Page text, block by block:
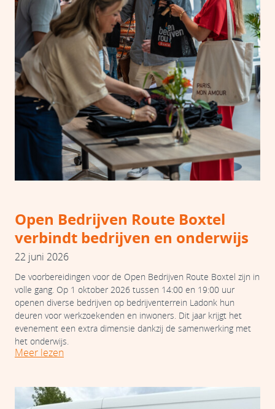
Open Bedrijven Route Boxtel
verbindt bedrijven en onderwijs
22 juni 2026
De voorbereidingen voor de Open Bedrijven Route Boxtel zijn in
volle gang. Op 1 oktober 2026 tussen 14:00 en 19:00 uur
openen diverse bedrijven op bedrijventerrein Ladonk hun
deuren voor werkzoekenden en inwoners. Dit jaar krijgt het
evenement een extra dimensie dankzij de samenwerking met
het onderwijs.
Meer lezen